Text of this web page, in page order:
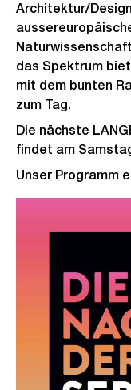
Architektur/
das Spektrum
mit dem bunten
zum Tag.
Die nächste
findet am
Unser Programm